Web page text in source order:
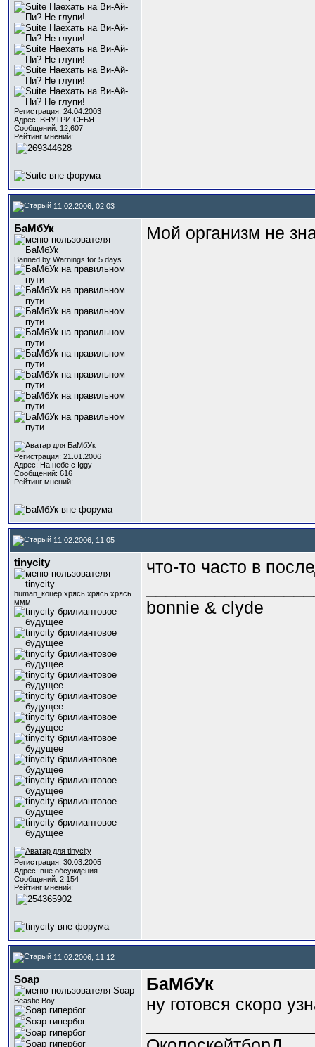
Регистрация: 24.04.2003
Адрес: ВНУТРИ СЕБЯ
Сообщений: 12,607
Рейтинг мнений:
11.02.2006, 02:03
БаМбУк
Banned by Warnings for 5 days
Регистрация: 21.01.2006
Адрес: На небе с Iggy
Сообщений: 616
Рейтинг мнений:
Мой организм не
11.02.2006, 11:05
tinycity
human_коцер хрясь хрясь хрясь
ммм
Регистрация: 30.03.2005
Адрес: вне обсуждения
Сообщений: 2,154
Рейтинг мнений:
что-то часто в
bonnie & clyde
11.02.2006, 11:12
Soap
Beastie Boy
БаМбУк
ну готовся скоро